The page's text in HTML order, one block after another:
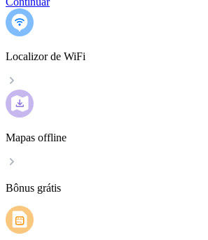
Localizor de WiFi
Mapas offline
Bônus grátis